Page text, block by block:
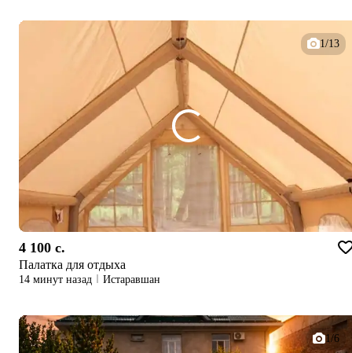
1/13
4 100 c.
Палатка для отдыха
14 минут назад Истаравшан
1/6